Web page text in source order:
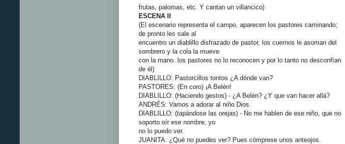
frutas, palomas, etc. Y cantan un villancico)
ESCENA II
(El escenario representa el campo, aparecen los pastores caminando;
de pronto les sale al
encuentro un diablillo disfrazado de pastor, los cuernos le asoman del
sombrero y la cola la mueve
con la mano. los pastores no lo reconocen y por lo tanto no desconfían
de él)
DIABLILLO: Pastorcillos tontos ¿A dónde van?
PASTORES: (En coro) ¡A Belén!
DIABLILLO: (Haciendo gestos) - ¿A Belén? ¿Y que van hacer allá?
ANDRÉS: Vamos a adorar al niño Dios.
DIABLILLO: (tapándose las orejas) - No me hablen de ese niño, que no
soporto oír ese nombre, yo
no lo puedo ver.
JUANITA: ¿Qué no puedes ver? Pues cómprese unos anteojos.